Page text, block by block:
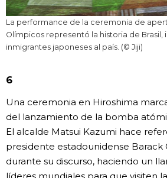
La performance de la ceremonia de
Olímpicos representó la historia de
inmigrantes japoneses al país. (© Jiji)
6
Una ceremonia en Hiroshima
del lanzamiento de la bomba
El alcalde Matsui Kazumi hace
presidente estadounidense Barack
durante su discurso, haciendo un
líderes mundiales para que visiten